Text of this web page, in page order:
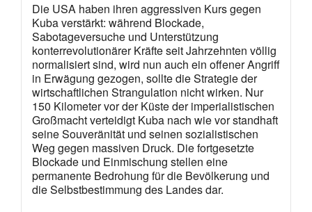
Die USA haben ihren aggressiven Kursgegen
Kuba verstärkt: während Blockade,
Sabotageversuche und Unterstützung
konterrevolutionärerKräfte seit Jahrzehnten völlig
normalisiert sind, wird nun auch ein offener Angriff
in Erwägung gezogen, sollte die Strategie der
wirtschaftlichen Strangulation nicht wirken. Nur
150 KilometervorderKüstederimperialistischen
Großmachtverteidigt Kuba nach wie vor standhaft
seineSouveränität und seinen sozialistischen
Weg gegen massiven Druck. Diefortgesetzte
Blockade und Einmischung stellen eine
permanente Bedrohung fürdie Bevölkerung und
dieSelbstbestimmung des Landesdar.